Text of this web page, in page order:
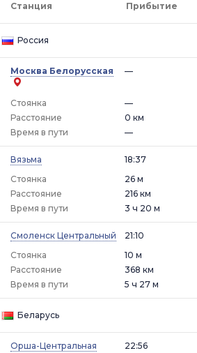
Станция Прибытие
Россия
Москва Белорусская —
Стоянка —
Расстояние
0 км
Время в пути
—
Вязьма
18:37
Стоянка
26 м
Расстояние
216 км
Время в пути
3 ч 20 м
Смоленск Центральный
21:10
Стоянка
10 м
Расстояние
368 км
Время в пути
5 ч 27 м
Беларусь
Орша-Центральная
22:56